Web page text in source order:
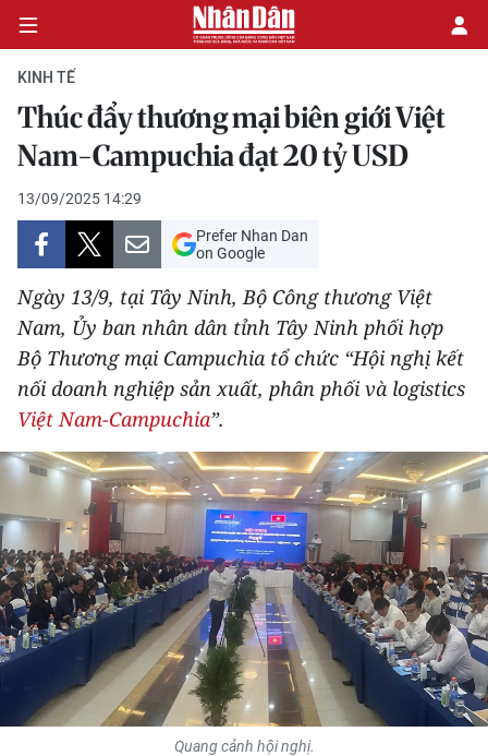
CHÍNH TRỊ
KINH TẾ
VĂN HÓA
XÃ HỘI
PHÁP LUẬT
DU LỊCH
THẾ GIỚI
THỂ THAO
GIÁO DỤC
Y TẾ
KHOA HỌC - CÔNG NGHỆ
MÔI TRƯỜNG
KINH TẾ
Thúc đẩy thương mại biên giới Việt
Nam-Campuchia đạt 20 tỷ USD
13/09/2025 14:29
Prefer Nhan Dan
on Google
Ngày 13/9, tại Tây Ninh, Bộ Công thương Việt
Nam, Ủy ban nhân dân tỉnh Tây Ninh phối hợp
Bộ Thương mại Campuchia tổ chức “Hội nghị kết
nối doanh nghiệp sản xuất, phân phối và logistics
Việt Nam-Campuchia”.
Quang cảnh hội nghị.